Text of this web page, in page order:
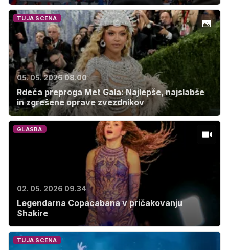
TUJA SCENA
05. 05. 2026 08.00
Rdeča preproga Met Gala: Najlepše, najslabše
in zgrešene oprave zvezdnikov
GLASBA
02. 05. 2026 09.34
Legendarna Copacabana v pričakovanju
Shakire
TUJA SCENA